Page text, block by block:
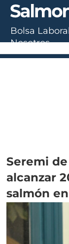
Seremi
alcanzar
salmón
Bolsa Laboral
Nosotros